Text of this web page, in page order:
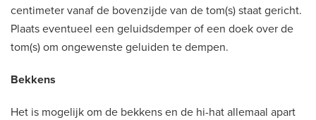
centimeter vanaf de bovenzijde van de tom(s) staat gericht.
Plaats eventueel een geluidsdemper of een doek over de
tom(s) om ongewenste geluiden te dempen.
Bekkens
Het is mogelijk om de bekkens en de hi-hat allemaal apart